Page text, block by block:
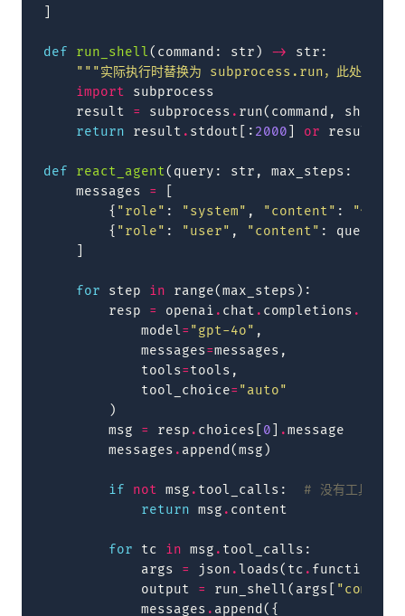
def run_shell( command : str ) -> str :
"""实际执行时替换为 subprocess.run，此处模拟
import
subprocess
result
= subprocess . run( command , shell
return
result . stdout [: 2000 or result
def react_agent( query : str , max_steps :
messages
=
{ "role" : "system" , "content" :
"你是一
{ "role" : "user" , "content" : query
for step in range(max_steps ):
resp
= openai . chat . completions .
model= "gpt-4o" ,
messages=messages ,
tools=tools ,
tool_choice= "auto"
)
msg
= resp . choices 0 .message
messages . append (msg )
if not msg . tool_calls :
# 没有工具调用
return msg . content
for tc in msg . tool_calls :
args
= json .loads( tc . function
output
= run_shell( args
messages . append ({